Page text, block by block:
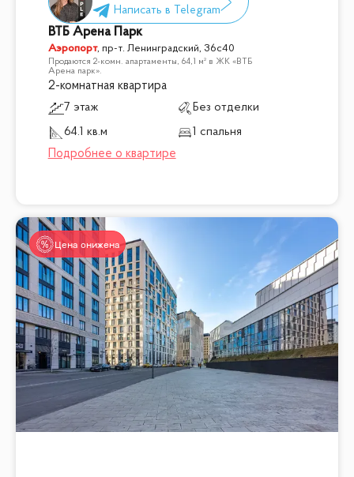
ВТБ Арена Парк
Аэропорт, пр-т. Ленинградский, 36с40
Продаются 2-комн. апартаменты, 64,1 м² в ЖК «ВТБ
Арена парк».
2-комнатная квартира
7 этаж
Без отделки
64.1 кв.м
1 спальня
Цена снижена